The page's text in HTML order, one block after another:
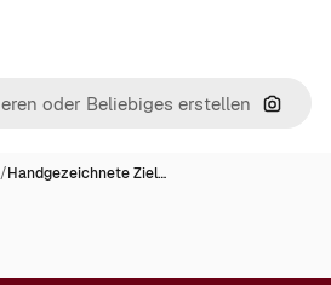
Nach
/Handgezeichnete Ziel…